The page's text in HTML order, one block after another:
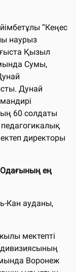
“Кеңес
наурыз
Қызыл
Сумы,
Дунай
60 солдаты
директоры
Одағының ең
Кан ауданы,
мектепті
дивизиясының
Воронеж